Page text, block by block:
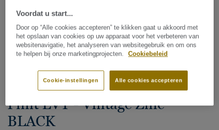
Afwerking|Plinten
Plint LVT - Vintage Zinc
BLACK
Voordat u start...
Door op “Alle cookies accepteren” te klikken gaat u akkoord met
het opslaan van cookies op uw apparaat voor het verbeteren van
websitenavigatie, het analyseren van websitegebruik en om ons
te helpen bij onze marketingprojecten.
Cookiebeleid
Alle cookies accepteren
Cookie-instellingen